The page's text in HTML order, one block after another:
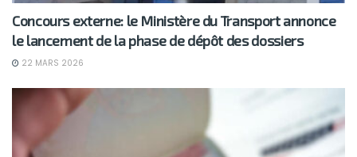
Concours externe: le Ministère du Transport annonce
le lancement de la phase de dépôt des dossiers
22 MARS 2026